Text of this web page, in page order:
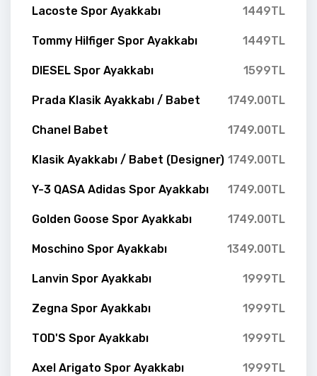
Lacoste Spor Ayakkabı 1449TL
Tommy Hilfiger Spor Ayakkabı 1449TL
DIESEL Spor Ayakkabı 1599TL
Prada Klasik Ayakkabı / Babet 1749.00TL
Chanel Babet 1749.00TL
Klasik Ayakkabı / Babet (Designer) 1749.00TL
Y-3 QASA Adidas Spor Ayakkabı 1749.00TL
Golden Goose Spor Ayakkabı 1749.00TL
Moschino Spor Ayakkabı 1349.00TL
Lanvin Spor Ayakkabı 1999TL
Zegna Spor Ayakkabı 1999TL
TOD'S Spor Ayakkabı 1999TL
Axel Arigato Spor Ayakkabı 1999TL